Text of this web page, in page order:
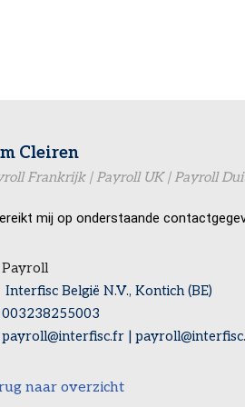
Cleiren
Frankrijk | Payroll UK | Payroll
mij op onderstaande
Payroll
Interfisc België N.V., Kontich (BE)
003238255003
payroll@interfisc.fr |
naar overzicht